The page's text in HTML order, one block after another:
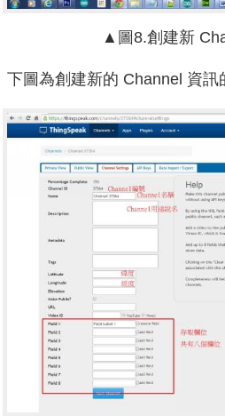
▲圖8.創建新
下圖為創建新的 Channel 資訊